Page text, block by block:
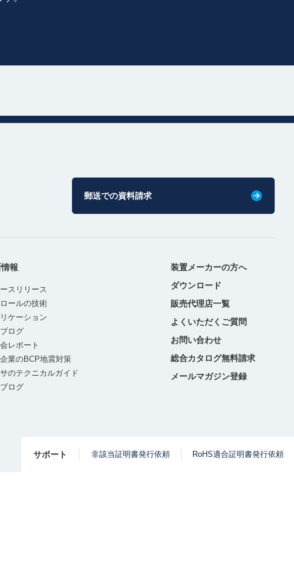
郵送での資料請求
報
スリリース
ールの技術
ケーション
ログ
レポート
業のBCP地震対策
のテクニカルガイド
ログ
装置メーカーの方へ
ダウンロード
販売代理店一覧
よくいただくご質問
お問い合わせ
総合カタログ無料請求
メールマガジン登録
サポート 非該当証明書発行依頼 RoHS適合証明書発行依頼